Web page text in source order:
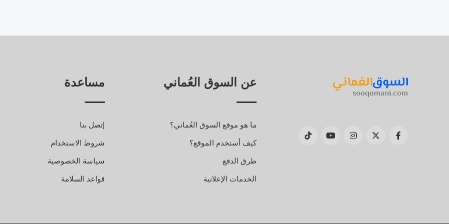
عن السوق العُماني
ما هو موقع السوق العُماني؟
كيف أستخدم الموقع؟
طرق الدفع
الخدمات الإعلانية
مساعدة
إتصل بنا
شروط الاستخدام
سياسة الخصوصية
قواعد السلامة